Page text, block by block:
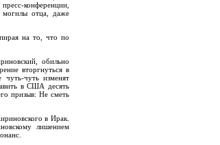
конференции,
могилы отца, даже
на то, что по
обильно
вторгнуться в
чуть изменят
в США десять
призыв: Не сметь
в Ирак.
лишением